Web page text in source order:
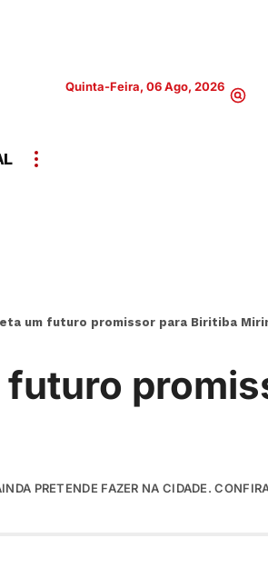
Quinta-Feira, 06 Ago, 2026
um futuro promissor para Biritiba
PRETENDE FAZER NA CIDADE.